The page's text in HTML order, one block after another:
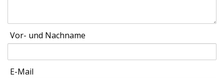
Vor- und Nachname
E-Mail